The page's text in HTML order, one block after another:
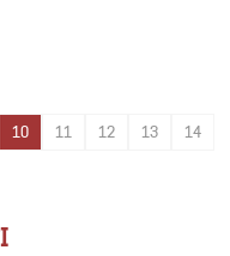
10 11 12 13 14